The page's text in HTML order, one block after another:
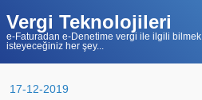
Vergi Teknolojileri
e-Faturadan e-Denetime vergi ile ilgili bilmek
isteyeceğiniz her şey...
17-12-2019